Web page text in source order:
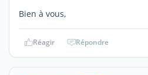
Bien à vous,
Réagir Répondre